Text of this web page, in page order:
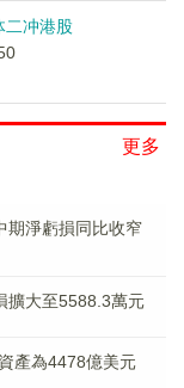
二冲港股
更多
期淨虧損同比收窄
擴大至5588.3萬元
產為4478億美元